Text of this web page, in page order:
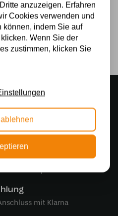
230v
Deutschland ab 99 €
mit Klarna
anzuzeigen. Erfahren
Cookies verwenden und
indem Sie auf
Wenn Sie der
zustimmen, klicken Sie